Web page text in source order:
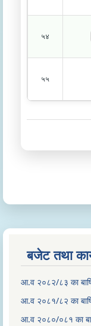
५४
५५
बजेट तथा
आ.व २०८२/८३ का
आ.व २०८१/८२ का
आ.व २०८०/०८१ का